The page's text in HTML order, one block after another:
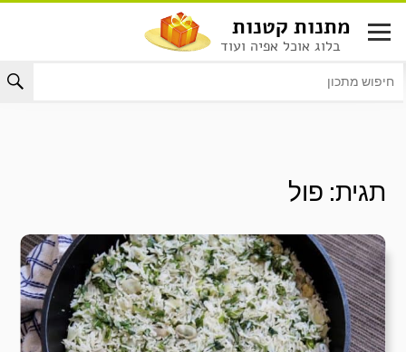
לתוכן
מתנות קטנות
בלוג אוכל אפיה ועוד
תגית: פול